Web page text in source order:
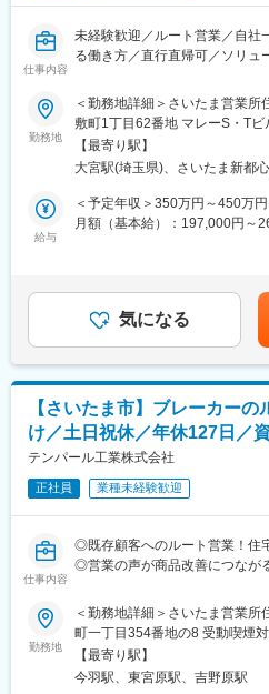
営業担当は総勢3名で40歳代～
い合う雰囲気がない為、自分
配属先は入社後に決まります。
■ポジション魅力：
・ノルマ無し：取り扱っている
があります。会社としての目標
・年間休日128日/残業15時間
非常に整えやすい環境となって
備、民間や防衛のレーダー設備
テム製品、ユニット製品、マイ
開発し提供しています。売り上
高く市場動向に影響を受け難い
すい事業です。
変更の範囲：会社の定める業務
仕事内容
未経験歓迎／ルート営業／自社
る働き方／直行直帰可／ソリュ
■業務詳細
担当ホールをお持ちいただき、
ら、パチンコホール様の責任者
ていただきます。
新機種を導入（購入）していた
の立会い（問題なく動作するか
のようなお客様が遊技されてい
ることからスタートします。
担当ホール様の経営にも深く関
グ力も身につきます。
■フォロー体制
入社から5～6か月程度は先輩社
らマンツーマンで教えてもらえ
らいます。
製品の修理や契約、集金、搬入
■働き方：
・基本的に9時～18時の勤務と
以降の納品立ち合いとなります
翌日の出勤時間はPM出勤など
勤務地
＜勤務地詳細＞さいたま営業
敷町1丁目62番地 マレーS・Tビ
煙対策：敷地内喫煙可能場所あ
所
【最寄り駅】
大宮駅(埼玉県)、さいたま新都
給与
＜予定年収＞350万円～450万
月額（基本給）：197,000円～
無＞有＜残業手当＞有＜給与補
上、当社規程により決定しま
給：年1回（4月）賃金はあく
じて上下する可能性があります
記です。
気になる
【さいたま市】ブレーカー
け／土日祝休／年休127日／
テンパール工業株式会社
正社員 業種未経験歓迎
仕事内容
◎既存顧客へのルート営業！住
◎営業の声が商品改善につなが
◎有休実績12.8日、ライフサポ
＜当社主力商品「ブレーカ・分
電力会社から送られた電気は、
セントやスイッチに流れます。
勤務地
＜勤務地詳細＞さいたま営業
町一丁目354番地の8 受動喫煙
喫煙可能スペース有））変更の
【最寄り駅】
今羽駅、東宮原駅、吉野原駅